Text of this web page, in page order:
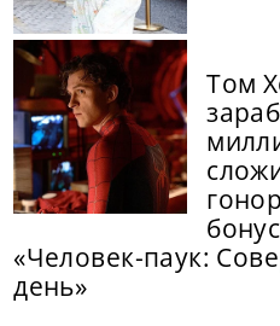
Том
«Человек-паук:
день»